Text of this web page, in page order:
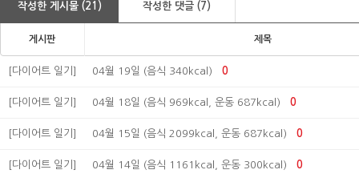
작성한 게시물 (21) 작성한 댓글 (7)
게시판 제목
[다이어트 일기] 04월 19일 (음식 340kcal) 0
[다이어트 일기] 04월 18일 (음식 969kcal, 운동 687kcal) 0
[다이어트 일기] 04월 15일 (음식 2099kcal, 운동 687kcal) 0
[다이어트 일기] 04월 14일 (음식 1161kcal, 운동 300kcal) 0